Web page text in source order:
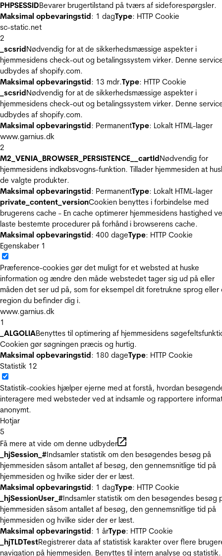
PHPSESSIDBevarer brugertilstand på tværs af sideforespørgsler.
Maksimal opbevaringstid: 1 dagType: HTTP Cookie
sc-static.net
2
_scsridNødvendig for at de sikkerhedsmæssige aspekter i
hjemmesidens check-out og betalingssystem virker. Denne
udbydes af shopify.com.
Maksimal opbevaringstid: 13 mdr.Type: HTTP Cookie
_scsridNødvendig for at de sikkerhedsmæssige aspekter i
hjemmesidens check-out og betalingssystem virker. Denne
udbydes af shopify.com.
Maksimal opbevaringstid: PermanentType: Lokalt HTML-lager
www.garnius.dk
2
M2_VENIA_BROWSER_PERSISTENCE__cartIdNødvendig for
hjemmesidens indkøbsvogns-funktion. Tillader hjemmesiden at
de valgte produkter.
Maksimal opbevaringstid: PermanentType: Lokalt HTML-lager
private_content_versionCookien benyttes i forbindelse med
brugerens cache - En cache optimerer hjemmesidens hastighed
laste bestemte procedurer på forhånd i browserens cache.
Maksimal opbevaringstid: 400 dageType: HTTP Cookie
Egenskaber 1
Præference-cookies gør det muligt for et websted at huske
information og ændre den måde webstedet tager sig ud på eller
måden det ser ud på, som for eksempel dit foretrukne sprog eller
region du befinder dig i.
www.garnius.dk
1
_ALGOLIABenyttes til optimering af hjemmesidens
Cookien gør søgningen præcis og hurtig.
Maksimal opbevaringstid: 180 dageType: HTTP Cookie
Statistik 12
Statistik-cookies hjælper ejerne med at forstå, hvordan
interagere med websteder ved at indsamle og rapportere
anonymt.
Hotjar
5
Få mere at vide om denne udbyder
_hjSession_#Indsamler statistik om den besøgendes besøg på
hjemmesiden såsom antallet af besøg, den gennemsnitlige tid på
hjemmesiden og hvilke sider der er læst.
Maksimal opbevaringstid: 1 dagType: HTTP Cookie
_hjSessionUser_#Indsamler statistik om den besøgendes besøg
hjemmesiden såsom antallet af besøg, den gennemsnitlige tid på
hjemmesiden og hvilke sider der er læst.
Maksimal opbevaringstid: 1 årType: HTTP Cookie
_hjTLDTestRegistrerer data af statistisk karakter over flere
navigation på hjemmesiden. Benyttes til intern analyse og statistik.